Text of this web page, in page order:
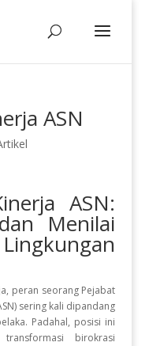
ASN
ASN:
Menilai
peran seorang Pejabat
sering kali dipandang
. Padahal, posisi ini
birokrasi